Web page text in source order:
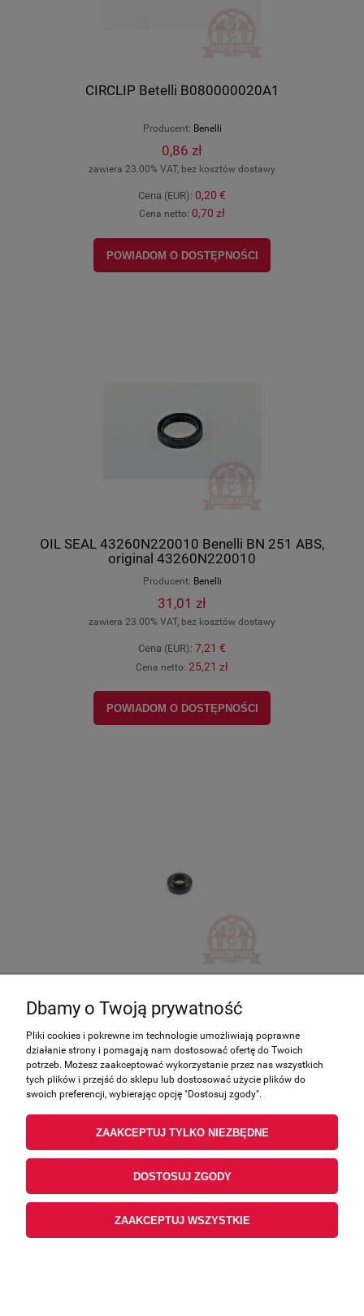
CIRCLIP Betelli B080000020A1
Producent: Benelli
0,86 zł
zawiera 23.00% VAT, bez kosztów dostawy
Cena (EUR): 0,20 €
Cena netto: 0,70 zł
POWIADOM O DOSTĘPNOŚCI
OIL SEAL 43260N220010 Benelli BN 251 ABS,
original 43260N220010
Producent: Benelli
31,01 zł
zawiera 23.00% VAT, bez kosztów dostawy
Cena (EUR): 7,21 €
Cena netto: 25,21 zł
POWIADOM O DOSTĘPNOŚCI
Producent: Benelli
2,75 zł
zawiera 23.00% VAT, bez kosztów dostawy
Cena (EUR): 0,64 €
POWIADOM O DOSTĘPNOŚCI
Dbamy o Twoją prywatność
Pliki cookies i pokrewne im technologie umożliwiają poprawne
działanie strony i pomagają nam dostosować ofertę do Twoich
potrzeb. Możesz zaakceptować wykorzystanie przez nas wszystkich
tych plików i przejść do sklepu lub dostosować użycie plików do
swoich preferencji, wybierając opcję "Dostosuj zgody".
ZAAKCEPTUJ TYLKO NIEZBĘDNE
DOSTOSUJ ZGODY
ZAAKCEPTUJ WSZYSTKIE